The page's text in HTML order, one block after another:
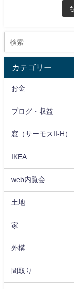
カテゴリー
お金
ブログ・収益
窓（サーモスII-H）
IKEA
web内覧会
土地
家
外構
間取り